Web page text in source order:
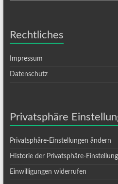
Rechtliches
Impressum
Datenschutz
Privatsphäre
Privatsphäre-Einstellungen ändern
Historie der Privatsphäre-
Einwilligungen widerrufen